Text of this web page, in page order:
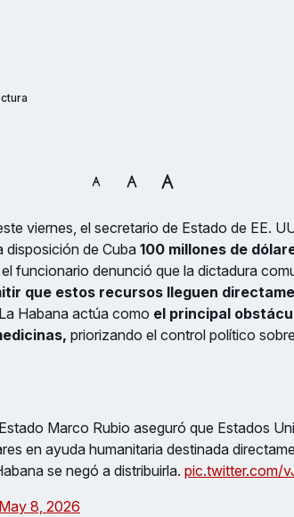
viernes, el secretario de Estado de EE.
disposición de Cuba 100 millones de
funcionario denunció que la dictadura
que estos recursos lleguen
Habana actúa como el principal
priorizando el control político
Marco Rubio aseguró que Estados
en ayuda humanitaria destinada
se negó a distribuirla. pic.twitter.com/
May 8, 2026